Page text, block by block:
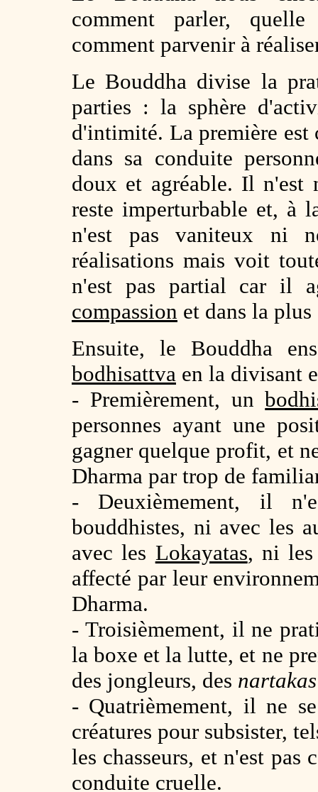
comment parler,
comment parvenir à
Le Bouddha divise la
parties : la sphère
d'intimité. La première est
dans sa conduite
doux et agréable. Il n'est
reste imperturbable et, à
n'est pas vaniteux ni
réalisations mais voit
n'est pas partial car il
compassion et dans la
Ensuite, le Bouddha
bodhisattva en la divisant
- Premièrement, un
personnes ayant une
gagner quelque profit, et
Dharma par trop de
- Deuxièmement, il
bouddhistes, ni avec les
avec les Lokayatas, ni les
affecté par leur
Dharma.
- Troisièmement, il ne
la boxe et la lutte, et ne
des jongleurs, des nartakas
- Quatrièmement, il ne
créatures pour subsister,
les chasseurs, et n'est
conduite cruelle.